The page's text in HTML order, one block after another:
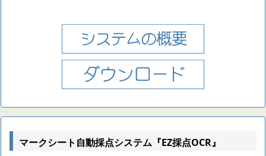
マークシート自動採点システム『EZ採点OCR』